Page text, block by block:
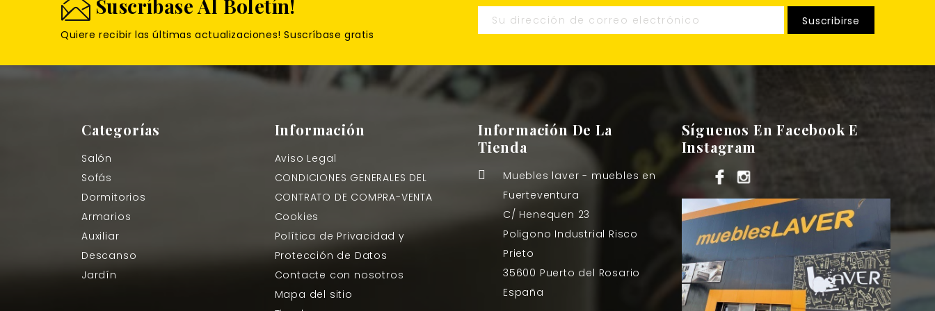
Suscríbase Al Boletín!
Quiere recibir las últimas actualizaciones! Suscríbase gratis
Categorías
Salón
Sofás
Dormitorios
Armarios
Auxiliar
Descanso
Jardín
Información
Aviso Legal
CONDICIONES GENERALES DEL
CONTRATO DE COMPRA-VENTA
Cookies
Política de Privacidad y
Protección de Datos
Contacte con nosotros
Mapa del sitio
Información De La
Tienda

Muebles laver - muebles en
Fuerteventura
C/ Henequen 23
Poligono Industrial Risco
Prieto
35600 Puerto del Rosario
España
Síguenos En Facebook E
Instagram